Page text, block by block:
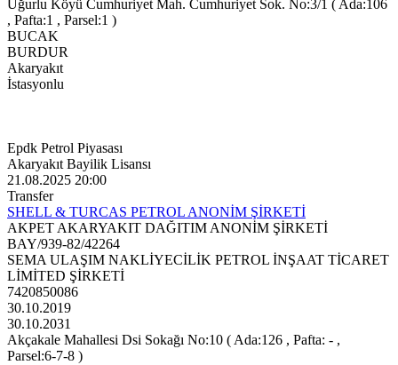
Uğurlu Köyü Cumhuriyet Mah. Cumhuriyet Sok. No:3/1 ( Ada:106
, Pafta:1 , Parsel:1 )
BUCAK
BURDUR
Akaryakıt
İstasyonlu
Epdk Petrol Piyasası
Akaryakıt Bayilik Lisansı
21.08.2025 20:00
Transfer
SHELL & TURCAS PETROL ANONİM ŞİRKETİ
AKPET AKARYAKIT DAĞITIM ANONİM ŞİRKETİ
BAY/939-82/42264
SEMA ULAŞIM NAKLİYECİLİK PETROL İNŞAAT TİCARET
LİMİTED ŞİRKETİ
7420850086
30.10.2019
30.10.2031
Akçakale Mahallesi Dsi Sokağı No:10 ( Ada:126 , Pafta: - ,
Parsel:6-7-8 )